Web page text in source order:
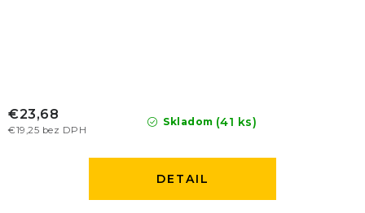
Skladom (41 ks)
€19,25 bez DPH
€23,68
DETAIL